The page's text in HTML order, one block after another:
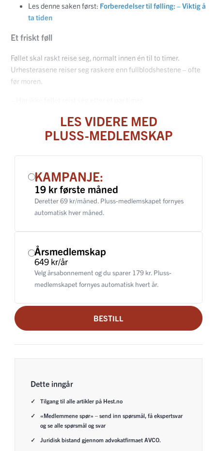
Les denne saken først: Forberedelser til følling: – Viktig å
ta tiden
Et friskt føll
Føllet skal raskt reise seg, normalt innen én til to timer.
Urhesterasene reiser seg raskere enn fullblodshestene – ofte
før moren.
LES VIDERE MED
PLUSS-MEDLEMSKAP
KAMPANJE:
19 kr første måned
Deretter 69 kr/måned. Pluss-medlemskapet fornyes
automatisk hver måned.
Årsmedlemskap
649 kr/år
Velg årsabonnement og du sparer 179 kr. Pluss-
medlemskapet fornyes automatisk hvert år.
BESTILL
Dette inngår
Tilgang til alle artikler på Hest.no
«Medlemmene spør» – send inn spørsmål, få ekspertsvar
og se alle spørsmål og svar
Juridisk bistand gjennom advokatfirmaet AVCO.